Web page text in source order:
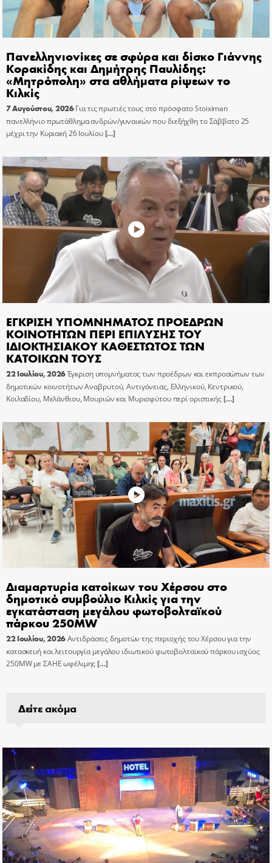
Πανελληνιονίκες σε σφύρα και δίσκο Γιάννης
Κορακίδης και Δημήτρης Παυλίδης:
«Μητρόπολη» στα αθλήματα ρίψεων το
Κιλκίς
7 Αυγούστου, 2026 Για τις πρωτιές τους στο πρόσφατο Stoiximan
πανελλήνιο πρωτάθλημα ανδρών/γυναικών που διεξήχθη το Σάββατο 25
μέχρι την Κυριακή 26 Ιουλίου[…]
ΕΓΚΡΙΣΗ ΥΠΟΜΝΗΜΑΤΟΣ ΠΡΟΕΔΡΩΝ
ΚΟΙΝΟΤΗΤΩΝ ΠΕΡΙ ΕΠΙΛΥΣΗΣ ΤΟΥ
ΙΔΙΟΚΤΗΣΙΑΚΟΥ ΚΑΘΕΣΤΩΤΟΣ ΤΩΝ
ΚΑΤΟΙΚΩΝ ΤΟΥΣ
22 Ιουλίου, 2026Έγκριση υπομνήματος των προέδρων και εκπροσώπων των
δημοτικών κοινοτήτων Αναβρυτού, Αντιγόνειας, Ελληνικού, Κεντρικού,
Κοιλαδίου, Μελάνθιου, Μουριών και Μυριοφύτου περί οριστικής[…]
Διαμαρτυρία κατοίκων του Χέρσου στο
δημοτικό συμβούλιο Κιλκίς για την
εγκατάσταση μεγάλου φωτοβολταϊκού
πάρκου 250MW
22 Ιουλίου, 2026Αντιδράσεις δημοτών της περιοχής του Χέρσου για την
κατασκευή και λειτουργία μεγάλου ιδιωτικού φωτοβολταϊκού πάρκου ισχύος
250MW με ΣΑΗΕ ωφέλιμης[…]
Δείτε ακόμα